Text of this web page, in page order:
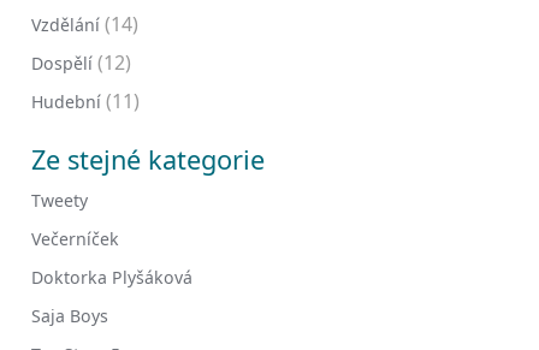
Vzdělání (14)
Dospělí (12)
Hudební (11)
Ze stejné kategorie
Tweety
Večerníček
Doktorka Plyšáková
Saja Boys